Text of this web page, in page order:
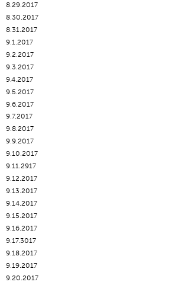
8.29.2017
8.30.2017
8.31.2017
9.1.2017
9.2.2017
9.3.2017
9.4.2017
9.5.2017
9.6.2017
9.7.2017
9.8.2017
9.9.2017
9.10.2017
9.11.2917
9.12.2017
9.13.2017
9.14.2017
9.15.2017
9.16.2017
9.17.3017
9.18.2017
9.19.2017
9.20.2017